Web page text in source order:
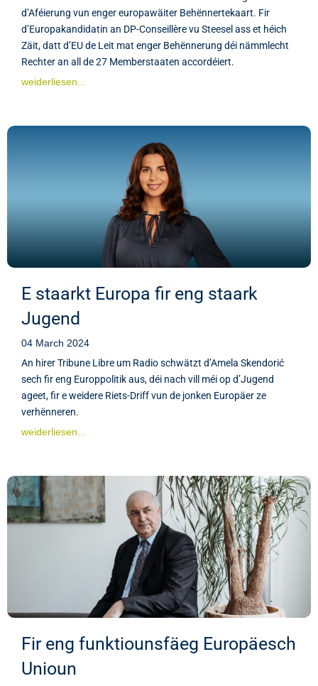
d’Aféierung vun enger europawäiter Behënnertekaart. Fir
d’Europakandidatin an DP-Conseillère vu Steesel ass et héich
Zäit, datt d’EU de Leit mat enger Behënnerung déi nämmlecht
Rechter an all de 27 Memberstaaten accordéiert.
weiderliesen...
E staarkt Europa fir eng staark
Jugend
04 March 2024
An hirer Tribune Libre um Radio schwätzt d’Amela Skendorić
sech fir eng Europpolitik aus, déi nach vill méi op d’Jugend
ageet, fir e weidere Riets-Driff vun de jonken Europäer ze
verhënneren.
weiderliesen...
Fir eng funktiounsfäeg Europäesch
Unioun